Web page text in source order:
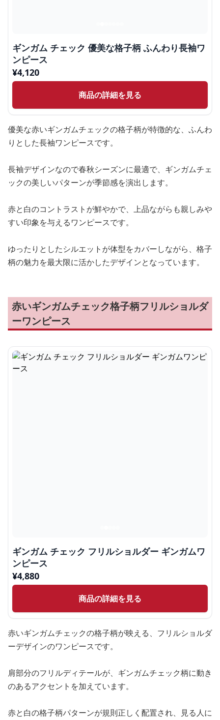
ギンガム チェック 優美な格子柄 ふんわり長袖ワ
ンピース
¥4,120
商品の詳細を見る
優美な赤いギンガムチェックの格子柄が特徴的な、ふんわ
りとした長袖ワンピースです。
長袖デザインなので春秋シーズンに最適で、ギンガムチェ
ックの美しいパターンが季節感を演出します。
赤と白のコントラストが鮮やかで、上品ながらも親しみや
すい印象を与えるワンピースです。
ゆったりとしたシルエットが体型をカバーしながら、格子
柄の魅力を最大限に活かしたデザインとなっています。
赤いギンガムチェック格子柄フリルショルダ
ーワンピース
ギンガム チェック フリルショルダー ギンガムワ
ンピース
¥4,880
商品の詳細を見る
赤いギンガムチェックの格子柄が映える、フリルショルダ
ーデザインのワンピースです。
肩部分のフリルディテールが、ギンガムチェック柄に動き
のあるアクセントを加えています。
赤と白の格子柄パターンが規則正しく配置され、見る人に